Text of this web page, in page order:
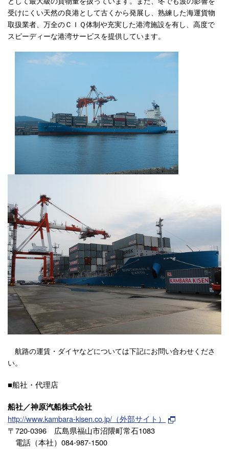
受けにくい天然の良港として古くから発展し、熟練した海運貨物
取扱業者、万全のＣＩＱ体制や充実した港湾施設を有し、高度で
スピーディーな港湾サービスを提供しています。
航路の運賃・ダイヤなどについては下記にお問い合わせくださ
い。
■船社・代理店
船社／神原汽船株式会社
http://www.kambara-kisen.co.jp/（外部サイト）
〒720-0396 広島県福山市沼隈町常石1083
電話（本社）084-987-1500